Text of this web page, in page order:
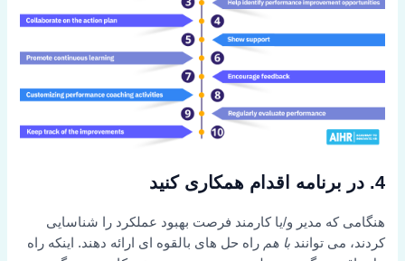
4. در برنامه اقدام همکاری کنید
هنگامی که مدیر و/یا کارمند فرصت بهبود عملکرد را شناسایی
کردند، می توانندبا هم راه حل های بالقوه ای ارائه دهند. اینکه راه